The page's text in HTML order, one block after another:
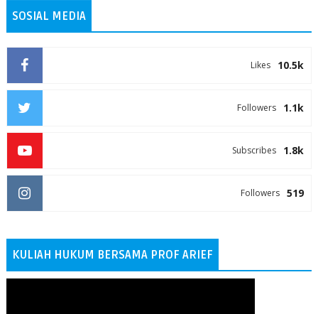
SOSIAL MEDIA
10.5k
Likes
1.1k
Followers
1.8k
Subscribes
519
Followers
KULIAH HUKUM BERSAMA PROF ARIEF